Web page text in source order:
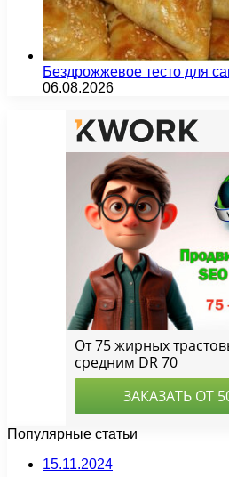
Бездрожжевое тесто для
06.08.2026
Популярные статьи
15.11.2024